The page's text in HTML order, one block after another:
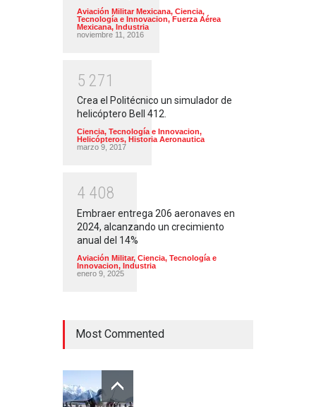
Aviación Militar Mexicana, Ciencia,
Tecnología e Innovacion, Fuerza Aérea
Mexicana, Industria
noviembre 11, 2016
5 271
Crea el Politécnico un simulador de
helicóptero Bell 412.
Ciencia, Tecnología e Innovacion,
Helicópteros, Historia Aeronautica
marzo 9, 2017
4 408
Embraer entrega 206 aeronaves en
2024, alcanzando un crecimiento
anual del 14%
Aviación Militar, Ciencia, Tecnología e
Innovacion, Industria
enero 9, 2025
Most Commented